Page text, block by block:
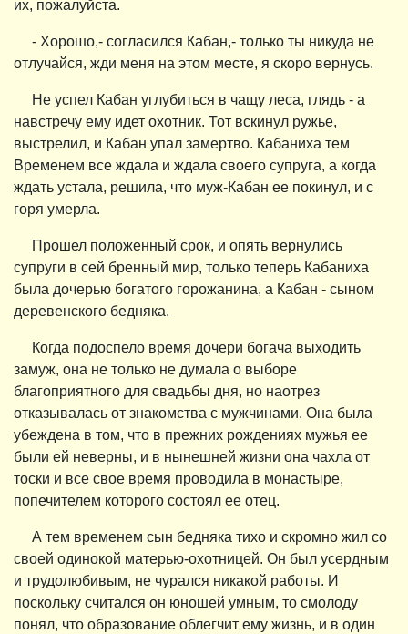
их, пожалуйста.
- Хорошо,- согласился Кабан,- только ты никуда не
отлучайся, жди меня на этом месте, я скоро вернусь.
Не успел Кабан углубиться в чащу леса, глядь - а
навстречу ему идет охотник. Тот вскинул ружье,
выстрелил, и Кабан упал замертво. Кабаниха тем
Временем все ждала и ждала своего супруга, а когда
ждать устала, решила, что муж-Кабан ее покинул, и с
горя умерла.
Прошел положенный срок, и опять вернулись
супруги в сей бренный мир, только теперь Кабаниха
была дочерью богатого горожанина, а Кабан - сыном
деревенского бедняка.
Когда подоспело время дочери богача выходить
замуж, она не только не думала о выборе
благоприятного для свадьбы дня, но наотрез
отказывалась от знакомства с мужчинами. Она была
убеждена в том, что в прежних рождениях мужья ее
были ей неверны, и в нынешней жизни она чахла от
тоски и все свое время проводила в монастыре,
попечителем которого состоял ее отец.
А тем временем сын бедняка тихо и скромно жил со
своей одинокой матерью-охотницей. Он был усердным
и трудолюбивым, не чурался никакой работы. И
поскольку считался он юношей умным, то смолоду
понял, что образование облегчит ему жизнь, и в один